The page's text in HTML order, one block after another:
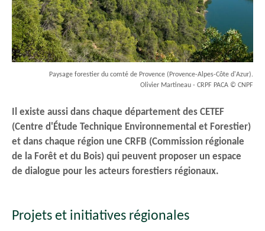
Paysage forestier du comté de Provence (Provence-Alpes-Côte d'Azur).
Olivier Martineau - CRPF PACA © CNPF
Il existe aussi dans chaque département des CETEF
(Centre d'Étude Technique Environnemental et Forestier)
et dans chaque région une CRFB (Commission régionale
de la Forêt et du Bois) qui peuvent proposer un espace
de dialogue pour les acteurs forestiers régionaux.
Projets et initiatives régionales